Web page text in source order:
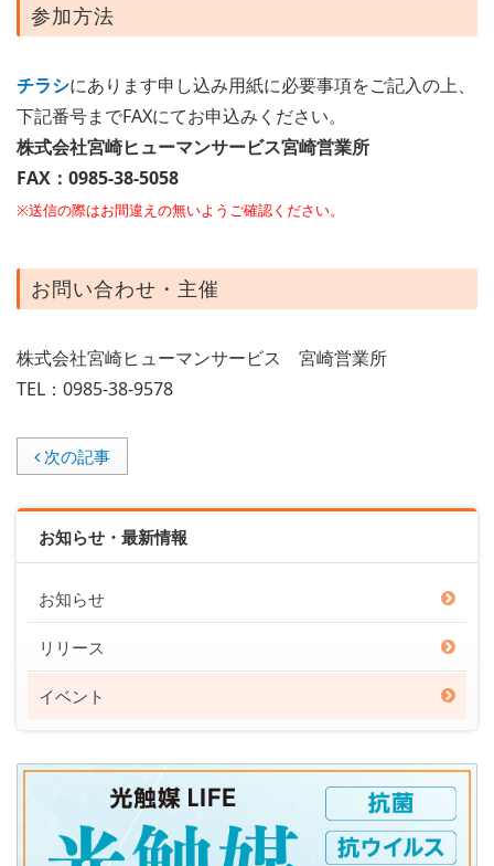
参加方法
チラシにあります申し込み用紙に必要事項をご記入の上、
下記番号までFAXにてお申込みください。
株式会社宮崎ヒューマンサービス宮崎営業所
FAX：0985-38-5058
※送信の際はお間違えの無いようご確認ください。
お問い合わせ・主催
株式会社宮崎ヒューマンサービス 宮崎営業所
TEL：0985-38-9578
次の記事
お知らせ・最新情報
お知らせ
リリース
イベント